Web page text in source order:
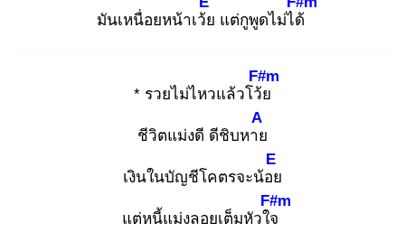
มันเหนื่อยหน้าเว้ย แต่กูพูดไม่ได้
* รวยไม่ไหวแล้วโว้ย
F#m
ชีวิตแม่งดี ดีชิบหาย
A
เงินในบัญชีโคตรจะน้อย
E
แต่หนี้แม่งลอยเต็มหัวใจ
F#m